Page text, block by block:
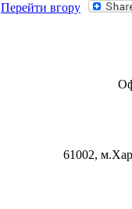
Перейти вгору
61002,